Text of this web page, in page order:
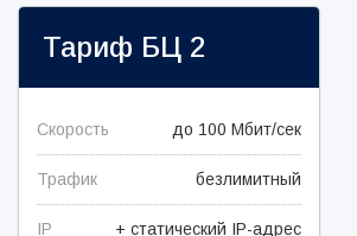
Тариф БЦ 2
Скорость до 100 Мбит/сек
Трафик безлимитный
IP + статический IP-адрес